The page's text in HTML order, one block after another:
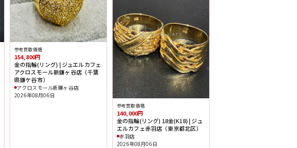
参考買取価格
154,800円
金の指輪(リング) | ジュエルカフェ
アクロスモール新鎌ヶ谷店（千葉
県鎌ケ谷市）
アクロスモール新鎌ヶ谷店
2026年08月06日
参考買取価格
140,000円
金の指輪(リング) 18金(K18) | ジュ
エルカフェ赤羽店（東京都北区）
赤羽店
2026年08月06日